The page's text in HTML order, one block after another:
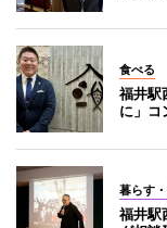
食べる
福井駅
に」コ
暮らす
福井駅